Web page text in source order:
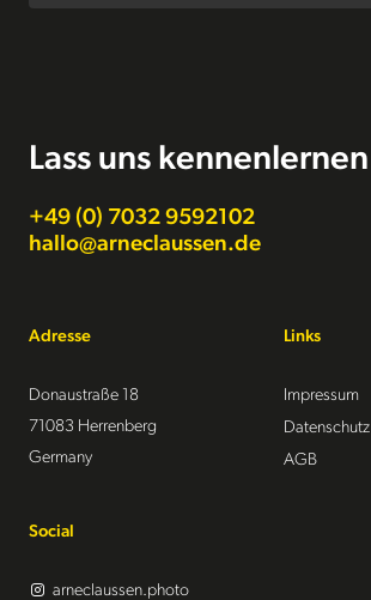
Lass uns kennenlernen
+49 (0) 7032 9592102
hallo@arneclaussen.de
Adresse
Donaustraße 18
71083 Herrenberg
Germany
Links
Impressum
Datenschutz
AGB
Social
arneclaussen.photo